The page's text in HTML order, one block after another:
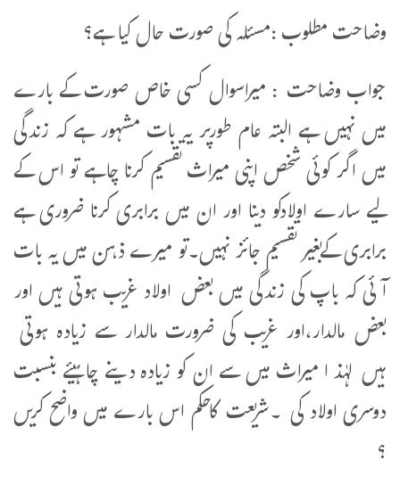
وضاحت مطلوب :مسئلہ کی صورت حال کیا ہے؟
جواب وضاحت : میراسوال کسی خاص صورت کے بارے
میں نہیں ہے البتہ عام طورپر یہ بات مشہور ہے کہ زندگی
میں اگر کوئی شخص اپنی میراث تقسیم کرنا چاہے تو اس کے
لیے سارے اولادکو دینا اور ان میں برابری کرنا ضروری ہے
برابری کےبغیر تقسیم جائز نہیں۔تو میرے ذہن میں یہ بات
آئی کہ باپ کی زندگی میں بعض اولاد غریب ہوتی ہیں اور
بعض مالدار،اور غریب کی ضرورت مالدار سے زیادہ ہوتی
ہیں لہٰذ ا میراث میں سے ان کو زیادہ دینے چاہیئے بنسبت
دوسری اولاد کی ۔شریعت کاحکم اس بارے میں واضح کریں
؟